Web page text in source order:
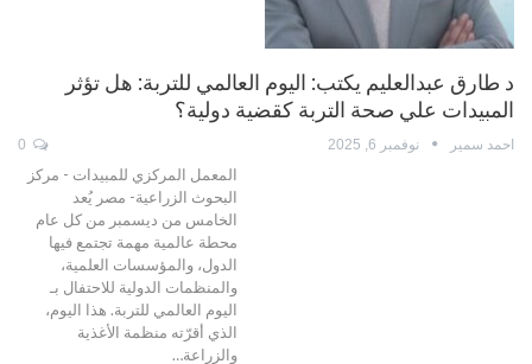
د طارق عبدالعليم يكتب: اليوم العالمي للتربة: هل تؤثر
المبيدات علي صحة التربة كقضية دولية؟
احمد سمير نوفمبر 6, 2025
المعمل المركزي للمبيدات - مركز
البحوث الزراعية- مصر يُعد
الخامس من ديسمبر من كل عام
محطة عالمية مهمة تجتمع فيها
الدول، والمؤسسات العلمية،
والمنظمات الدولية للاحتفال بـ
اليوم العالمي للتربة. هذا اليوم،
الذي أقرّته منظمة الأغذية
والزراعة…